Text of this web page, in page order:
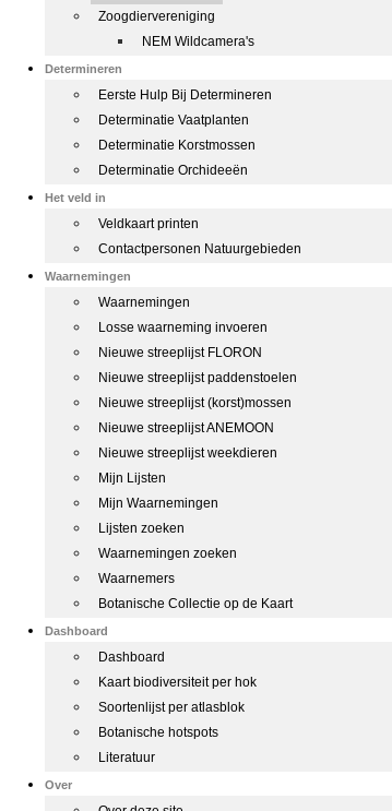
Zoogdiervereniging
NEM Wildcamera's
Determineren
Eerste Hulp Bij Determineren
Determinatie Vaatplanten
Determinatie Korstmossen
Determinatie Orchideeën
Het veld in
Veldkaart printen
Contactpersonen Natuurgebieden
Waarnemingen
Waarnemingen
Losse waarneming invoeren
Nieuwe streeplijst FLORON
Nieuwe streeplijst paddenstoelen
Nieuwe streeplijst (korst)mossen
Nieuwe streeplijst ANEMOON
Nieuwe streeplijst weekdieren
Mijn Lijsten
Mijn Waarnemingen
Lijsten zoeken
Waarnemingen zoeken
Waarnemers
Botanische Collectie op de Kaart
Dashboard
Dashboard
Kaart biodiversiteit per hok
Soortenlijst per atlasblok
Botanische hotspots
Literatuur
Over